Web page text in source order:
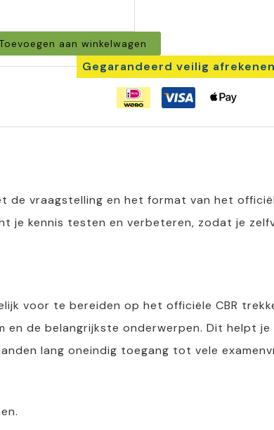
Toevoegen aan winkelwagen
Gegarandeerd veilig afrekenen
de vraagstelling en het format van het
je kennis testen en verbeteren, zodat je
voor te bereiden op het officiële CBR
en de belangrijkste onderwerpen. Dit helpt je
lang oneindig toegang tot vele